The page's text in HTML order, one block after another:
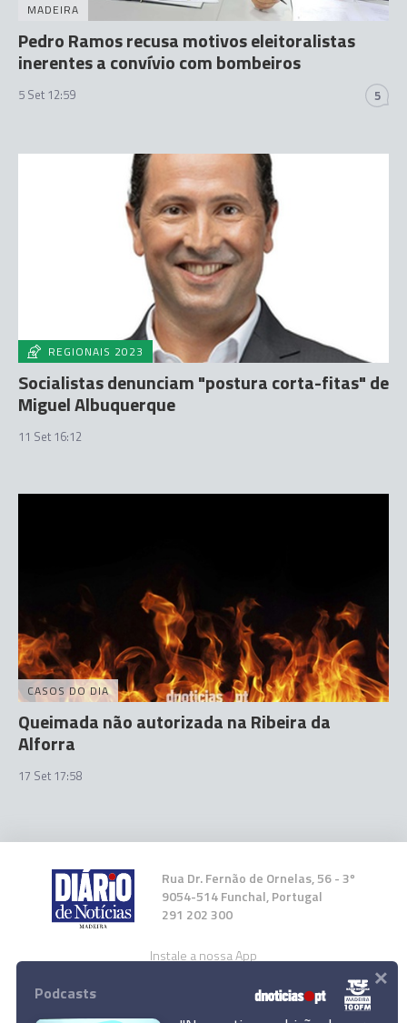
MADEIRA
Pedro Ramos recusa motivos eleitoralistas
inerentes a convívio com bombeiros
5 Set 12:59 5
REGIONAIS 2023
Socialistas denunciam "postura corta-fitas" de
Miguel Albuquerque
11 Set 16:12
CASOS DO DIA
Queimada não autorizada na Ribeira da
Alforra
17 Set 17:58
Rua Dr. Fernão de Ornelas, 56 - 3º
9054-514 Funchal, Portugal
291 202 300
Instale a nossa App
Podcasts ×